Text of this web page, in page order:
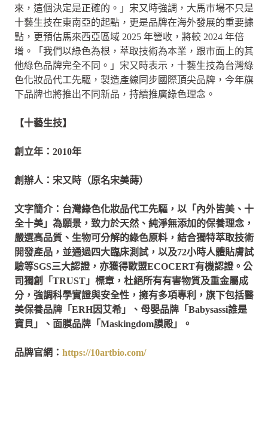
來，這個決定是正確的。」宋又時強調，大馬市場不只是
十藝生技在東南亞的起點，更是品牌在海外發展的重要據
點，更預估馬來西亞區域 2025 年營收，將較 2024 年倍
增。「我們以綠色為根，萃取技術為本業，跟市面上的其
他綠色品牌完全不同。」宋又時表示，十藝生技為台灣綠
色化妝品代工先驅，製造產線同步國際頂尖品牌，今年旗
下品牌也將推出不同新品，持續推廣綠色理念。
【十藝生技】
創立年：2010年
創辦人：宋又時（原名宋美蒔）
文字簡介：台灣綠色化妝品代工先驅，以「內外皆美、十
全十美」為願景，致力於天然、純淨無添加的保養理念，
嚴選高品質、生物可分解的綠色原料，結合獨特萃取技術
開發產品，並通過四大臨床測試，以及72小時人體貼膚試
驗等SGS三大認證，亦獲得歐盟ECOCERT有機認證。公
司獨創「TRUST」標章，杜絕所有有害物質及重金屬成
分，強調科學實證與安全性，擁有多項專利，旗下包括醫
美保養品牌「ERH因艾希」、母嬰品牌「Babysassi誰是
寶貝」、面膜品牌「Maskingdom膜殿」。
品牌官網： https://10artbio.com/